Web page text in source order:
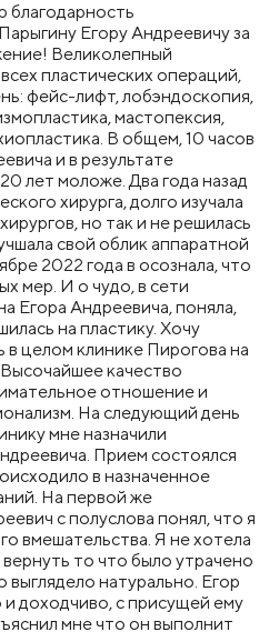
благодарность
Егору Андреевичу за
Великолепный
пластических операций,
фейс-лифт, лобэндоскопия,
мастопексия,
В общем, 10 часов
и в результате
лет моложе. Два года назад
хирурга, долго изучала
но так и не решилась
свой облик аппаратной
2022 года в осознала, что
мер. И о чудо, в сети
Егора Андреевича, поняла,
на пластику. Хочу
в целом клинике Пирогова на
качество
отношение и
На следующий день
мне назначили
Прием состоялся
в назначенное
На первой же
с полуслова понял, что я
вмешательства. Я не хотела
то что было утрачено
выглядело натурально. Егор
и доходчиво, с присущей ему
мне что он выполнит